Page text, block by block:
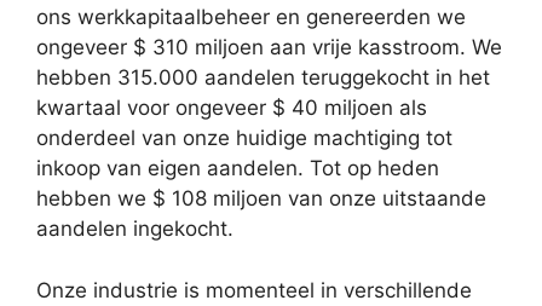
ons werkkapitaalbeheer en genereerden we
ongeveer $ 310 miljoen aan vrije kasstroom. We
hebben 315.000 aandelen teruggekocht in het
kwartaal voor ongeveer $ 40 miljoen als
onderdeel van onze huidige machtiging tot
inkoop van eigen aandelen. Tot op heden
hebben we $ 108 miljoen van onze uitstaande
aandelen ingekocht.
Onze industrie is momenteel in verschillende